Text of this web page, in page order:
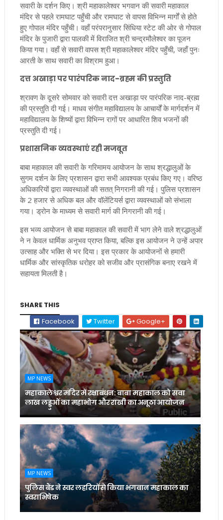
सवारी के दर्शन किए। श्री महाकालेश्वर भगवान की सवारी महाकाल
मंदिर से पहले रामघाट पहुँची और रामघाट से वापस विभिन्न मार्गों से होते
हुए गोपाल मंदिर पहुँची। वहाँ परंपरानुसार सिंधिया स्टेट की ओर से गोपाल
मंदिर के पुजारी द्वारा पालकी में विराजित श्री चन्द्रमौलेश्वर का पूजन
किया गया। वहाँ से सवारी वापस श्री महाकालेश्वर मंदिर पहुँची, जहाँ पुनः
आरती के साथ सवारी का विश्राम हुआ।
दत्त अखाड़ा पर पारंपरिक नाद-ब्रह्म की प्रस्तुति
श्रावण के दूसरे सोमवार को सवारी दत्त अखाड़ा पर पारंपरिक नाद-ब्रह्म
की प्रस्तुति दी गई। माधव संगीत महाविद्यालय के आचार्यों के मार्गदर्शन में
महाविद्यालय के शिष्यों द्वारा विभिन्न रागों पर आधारित शिव भजनों की
प्रस्तुति दी गई।
प्रशासनिक व्यवस्थाएं रही मजबूत
बाबा महाकाल की सवारी के गरिमामय आयोजन के साथ श्रद्धालुओं के
सुगम दर्शन के लिए प्रशासन द्वारा सभी आवश्यक प्रबंध किए गए। वरिष्ठ
अधिकारियों द्वारा व्यवस्थाओं की सतत् निगरानी की गई। पुलिस प्रशासन
के 2 हजार से अधिक बल और वॉलेंटियर्स द्वारा व्यवस्थाओं को संभाला
गया। ड्रोन के माध्यम से सवारी मार्ग की निगरानी की गई।
इस भव्य आयोजन से बाबा महाकाल की सवारी में भाग लेने वाले श्रद्धालुओं
ने न केवल धार्मिक अनुभव प्राप्त किया, बल्कि इस आयोजन ने उन्हें अपार
उत्साह और भक्ति से भर दिया। इस प्रकार के आयोजनों से हमारी
धार्मिक और सांस्कृतिक धरोहर को सजीव और प्रासंगिक बनाए रखने में
सहायता मिलती है।
SHARE THIS
Facebook
Twitter Google+
MP NEWS
महाकालेश्वर मंदिर में रक्षाबंधन: बाबा महाकाल को सवा
लाख लड्डुओं का महाभोग और राखी का अनूठा आयोजन
MP NEWS
पुलिस बैंड ने स्वर लहरियों से किया भगवान महाकाल का
स्वराभिषेक